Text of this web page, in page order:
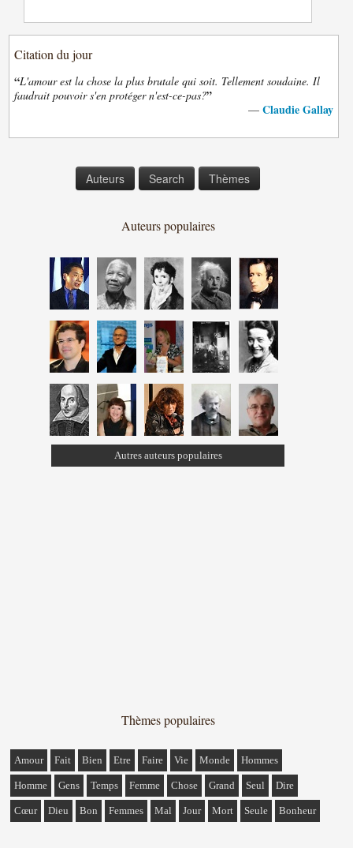
Citation du jour
“L'amour est la chose la plus brutale qui soit. Tellement soudaine. Il
faudrait pouvoir s'en protéger n'est-ce-pas?”
— Claudie Gallay
Auteurs Search Thèmes
Auteurs populaires
Autres auteurs populaires
Thèmes populaires
Amour Fait Bien Etre Faire Vie Monde Hommes
Homme Gens Temps Femme Chose Grand Seul Dire
Cœur Dieu Bon Femmes Mal Jour Mort Seule Bonheur